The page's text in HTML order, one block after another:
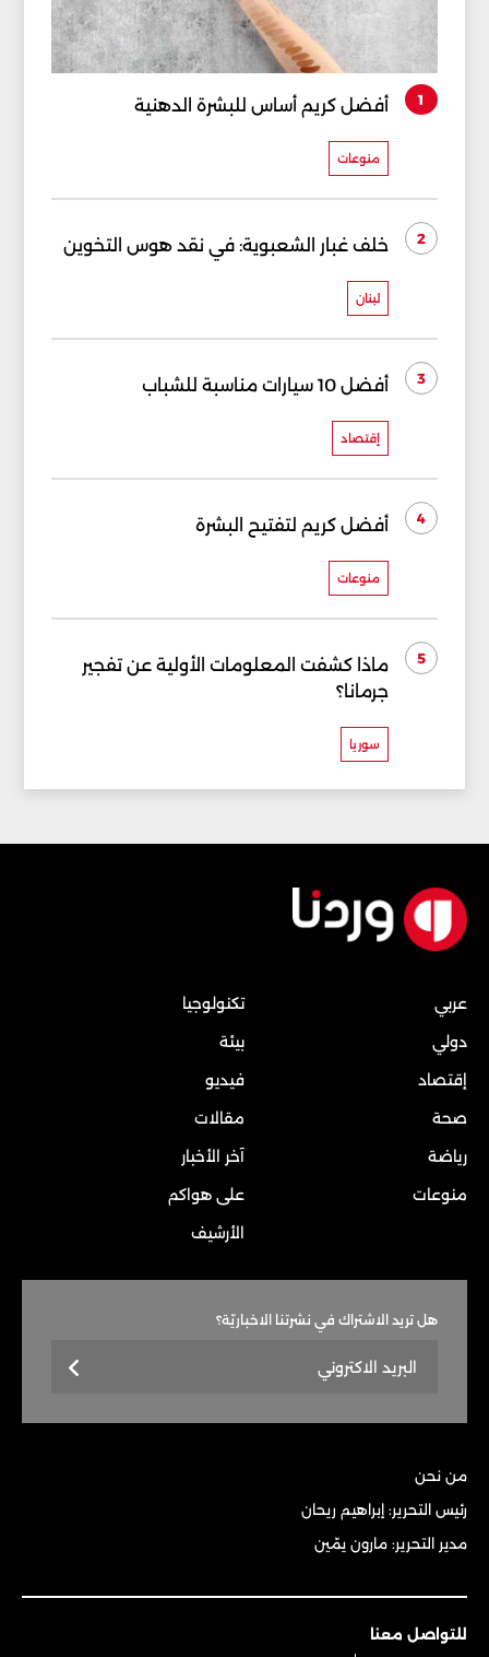
1 أفضل كريم أساس للبشرة الدهنية
منوعات
2 خلف غبار الشعبوية: في نقد هوس التخوين
لبنان
3 أفضل 10 سيارات مناسبة للشباب
إقتصاد
4 أفضل كريم لتفتيح البشرة
منوعات
5
ماذا كشفت المعلومات الأولية عن تفجير
جرمانا؟
سوريا
عربي
دولي
إقتصاد
صحة
رياضة
منوعات
تكنولوجيا
بيئة
فيديو
مقالات
آخر الأخبار
على هواكم
الأرشيف
هل تريد الاشتراك في نشرتنا الاخباريّة؟
من نحن
رئيس التحرير: إبراهيم ريحان
مدير التحرير: مارون يمّين
للتواصل معنا